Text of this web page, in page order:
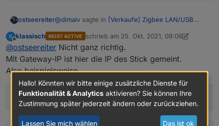
ostseereiter@dimaiv sagte in [Verkaufe] Zigbee LAN/USB
tcp://Gateway-IP:6638
Stick ist da sieht gut aus verbunden ist er auch
nur im Adapter komme ich nicht ganz weiter
tcp://Gateway-IP:6638
Gatway = Fritzbox IP
dann die IP vom Stick:6638 als Typ TI Z-Stack
ist das so richtig?
K
Offline
klassisch MOST ACTIVE schrieb am 25. Okt. 2021, 09:06
zuletzt editiert von klassisch
@ostseereiter Nicht ganz richtig.
Mit Gateway-IP ist hier die IP des Stick gemeint.
Also beispielsweise
tcp://192.168.178.99:6638
Hallo! Könnten wir bitte einige zusätzliche Dienste für
Funktionalität & Analytics aktivieren? Sie können Ihre
Zustimmung später jederzeit ändern oder zurückziehen.
Lassen Sie mich wählen Das ist ok